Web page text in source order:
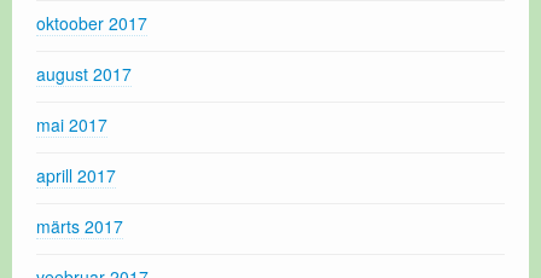
oktoober 2017
august 2017
mai 2017
aprill 2017
märts 2017